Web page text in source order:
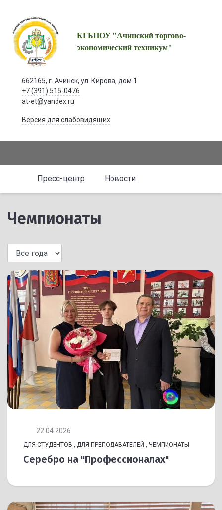
КГБПОУ "Ачинский торгово-
экономический техникум"
662165, г. Ачинск, ул. Кирова, дом 1
+7 (391) 515-0476
at-et@yandex.ru
Версия для слабовидящих
Пресс-центр Новости
Чемпионаты
22.04.2026
ДЛЯ СТУДЕНТОВ ДЛЯ ПРЕПОДАВАТЕЛЕЙ ЧЕМПИОНАТЫ
Серебро на "Профессионалах"